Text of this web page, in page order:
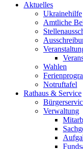
Aktuelles
Ukrainehilfe
Amtliche
Wahlen
Notruftafel
Rathaus & Service
Verwaltung